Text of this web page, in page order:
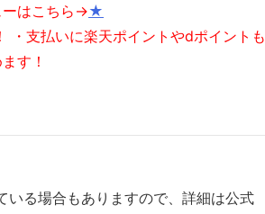
ーはこちら→★
・支払いに楽天ポイントやdポイントも
す！
る場合もありますので、詳細は公式